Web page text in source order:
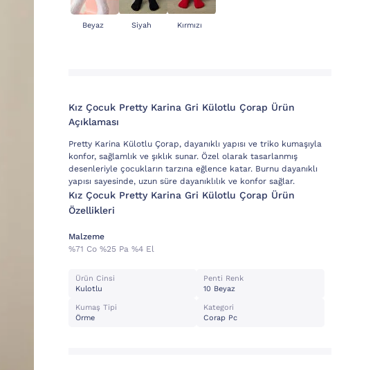
Beyaz Siyah Kırmızı
Kız Çocuk Pretty Karina Gri Külotlu Çorap Ürün
Açıklaması
Pretty Karina Külotlu Çorap, dayanıklı yapısı ve triko kumaşıyla
konfor, sağlamlık ve şıklık sunar. Özel olarak tasarlanmış
desenleriyle çocukların tarzına eğlence katar. Burnu dayanıklı
yapısı sayesinde, uzun süre dayanıklılık ve konfor sağlar.
Kız Çocuk Pretty Karina Gri Külotlu Çorap Ürün
Özellikleri
Malzeme
%71 Co %25 Pa %4 El
Ürün Cinsi
Kulotlu
Penti Renk
10 Beyaz
Kumaş Tipi
Örme
Kategori
Corap Pc